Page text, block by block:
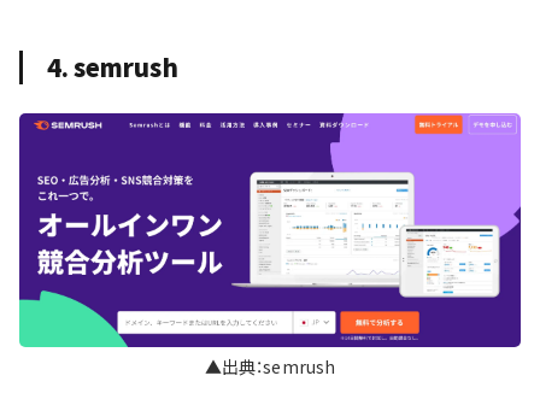
4. semrush
▲出典：semrush